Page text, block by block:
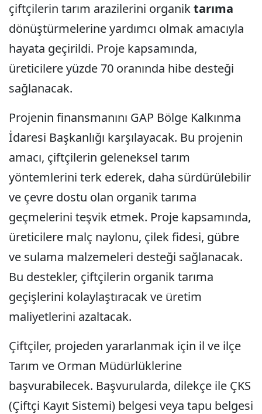
çiftçilerin tarım arazilerini organiktarıma
dönüştürmelerine yardımcı olmak amacıyla
hayata geçirildi. Proje kapsamında,
üreticilere yüzde 70 oranında hibe desteği
sağlanacak.
Projenin finansmanını GAP Bölge Kalkınma
İdaresi Başkanlığı karşılayacak. Bu projenin
amacı, çiftçilerin geleneksel tarım
yöntemlerini terk ederek, daha sürdürülebilir
ve çevre dostu olan organik tarıma
geçmelerini teşvik etmek. Proje kapsamında,
üreticilere malç naylonu, çilek fidesi, gübre
ve sulama malzemeleri desteği sağlanacak.
Bu destekler, çiftçilerin organik tarıma
geçişlerini kolaylaştıracak ve üretim
maliyetlerini azaltacak.
Çiftçiler, projeden yararlanmak için il ve ilçe
Tarım ve Orman Müdürlüklerine
başvurabilecek. Başvurularda, dilekçe ile ÇKS
(Çiftçi Kayıt Sistemi) belgesi veya tapu belgesi